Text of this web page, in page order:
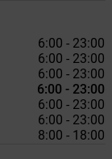
6:00 - 23:00
6:00 - 23:00
6:00 - 23:00
6:00 - 23:00
6:00 - 23:00
6:00 - 23:00
8:00 - 18:00